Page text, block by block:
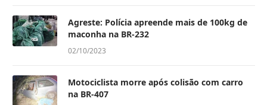
Agreste: Polícia apreende mais de 100kg de
maconha na BR-232
02/10/2023
Motociclista morre após colisão com carro
na BR-407